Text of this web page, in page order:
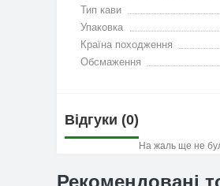
Тип кави
Упаковка
Країна походження
Обсмаження
Відгуки (0)
На жаль ще не